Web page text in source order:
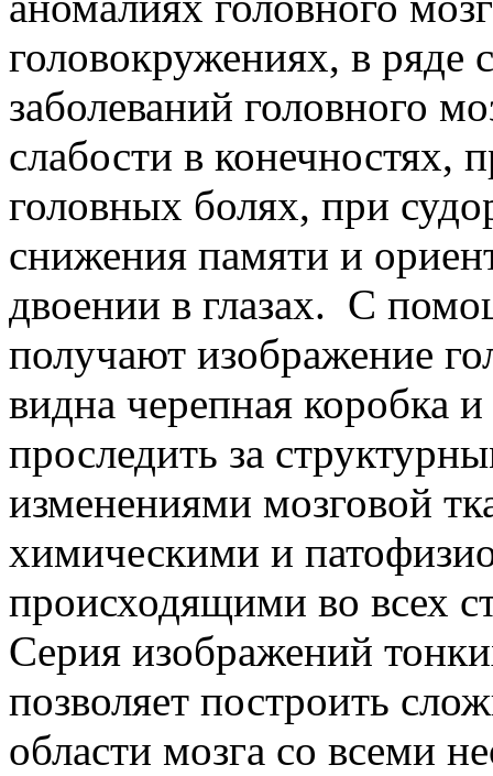
головокружениях, в ряде
заболеваний головного
слабости в конечностях,
головных болях, при
снижения памяти и
двоении в глазах. С
получают изображение
видна черепная коробка
проследить за
изменениями мозговой
химическими и
происходящими во всех
Серия изображений
позволяет построить
области мозга со всеми